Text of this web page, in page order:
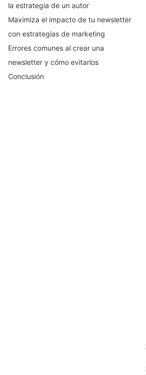
la estrategia de un autor
Maximiza el impacto de tu newsletter
con estrategias de marketing
Errores comunes al crear una
newsletter y cómo evitarlos
Conclusión